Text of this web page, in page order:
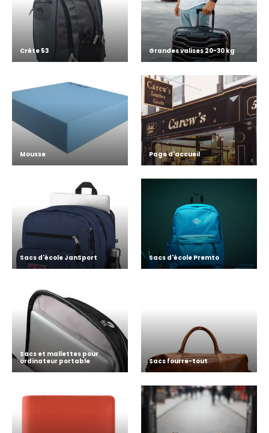
Crête 53 Grandes valises 20-30 kg
Mousse Page d'accueil
Sacs d'école JanSport Sacs d'école Premto
Sacs et mallettes pour
ordinateur portable
Sacs fourre-tout